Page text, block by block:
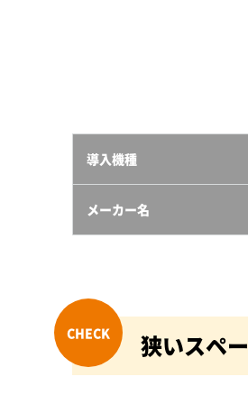
導入機種
メーカー名
狭いスペ